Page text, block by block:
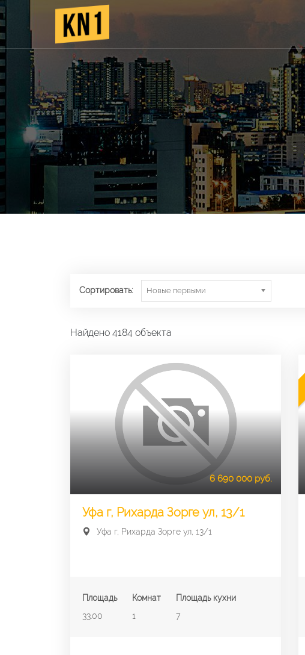
Сортировать: Новые первыми
Найдено 4184 объекта
6 690 000 руб.
Уфа г, Рихарда Зорге ул, 13/1
Уфа г, Рихарда Зорге ул, 13/1
Площадь
33.00
Комнат
1
Площадь кухни
7